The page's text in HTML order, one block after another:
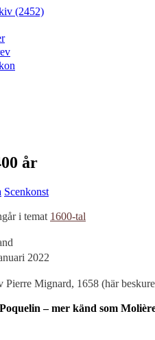
(2452)
år
Scenkonst
i temat 1600-tal
2022
Pierre Mignard, 1658 (här
– mer känd som